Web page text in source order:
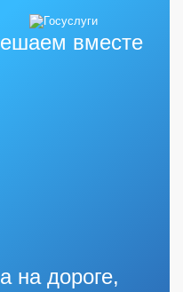
вместе
на дороге,